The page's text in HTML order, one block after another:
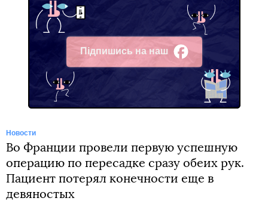
Підпишись на наш
Facebook
Новости
Во Франции провели первую успешную
операцию по пересадке сразу обеих рук.
Пациент потерял конечности еще в
девяностых